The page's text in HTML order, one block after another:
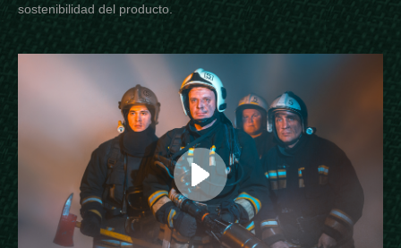
sostenibilidad del producto.